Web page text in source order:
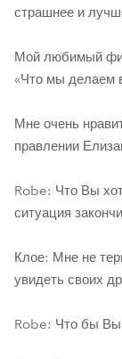
страшнее и
Мой любимый
«Что мы делаем
Мне очень
правлении
Robe: Что Вы
ситуация
Клое: Мне не
увидеть своих
Robe: Что бы Вы